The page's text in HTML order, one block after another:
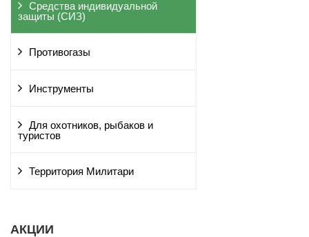
Средства индивидуальной
защиты (СИЗ)
Противогазы
Инструменты
Для охотников, рыбаков и
туристов
Территория Милитари
АКЦИИ